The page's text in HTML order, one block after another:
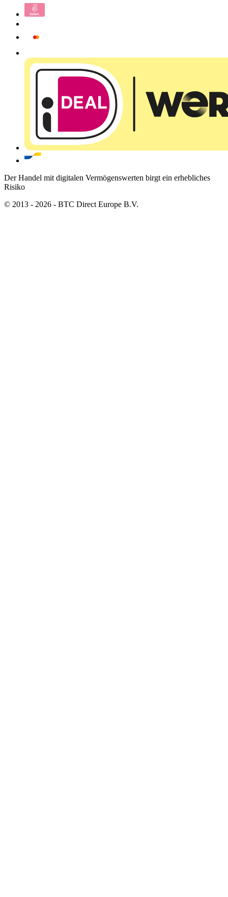
Der Handel mit digitalen Vermögenswerten birgt ein erhebliches
Risiko
© 2013 - 2026 - BTC Direct Europe B.V.